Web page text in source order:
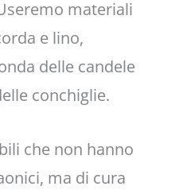
materiali
e lino,
delle candele
conchiglie.
che non hanno
ma di cura